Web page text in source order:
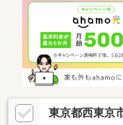
束します。お家探しを
蔵野 フリーダイヤル
東京都西東京